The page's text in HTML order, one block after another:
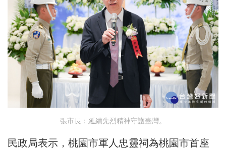
張市長：延續先烈精神守護臺灣。
民政局表示，桃園市軍人忠靈祠為桃園市首座